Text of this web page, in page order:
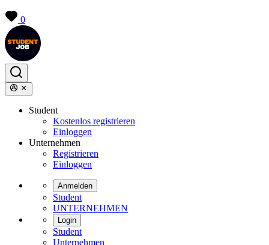
0
Student
Kostenlos registrieren
Einloggen
Unternehmen
Registrieren
Einloggen
Anmelden
Student
UNTERNEHMEN
Login
Student
Unternehmen